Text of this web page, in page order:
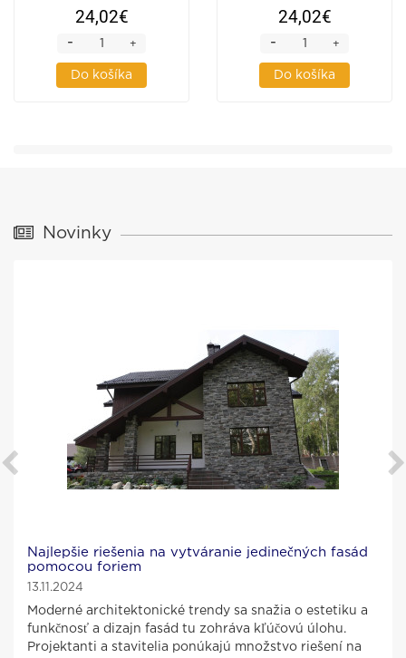
24,02€
+
-
Do košíka
24,02€
+
-
Do košíka
Novinky
Najlepšie riešenia na vytváranie jedinečných fasád
pomocou foriem
13.11.2024
Moderné architektonické trendy sa snažia o estetiku a
funkčnosť a dizajn fasád tu zohráva kľúčovú úlohu.
Projektanti a stavitelia ponúkajú množstvo riešení na